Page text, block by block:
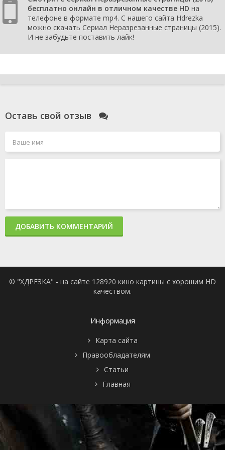
бесплатно онлайн в отличном качестве HD на
телефоне в формате mp4. С нашего сайта Hdrezka
можно скачать Сериал Неразрезанные страницы (2015).
И не забудьте поставить лайк!
Оставь свой отзыв
ДОБАВИТЬ КОММЕНТАРИЙ
© "ХДРЕЗКА" - на сайте 128920 кино картины с хорошим HD
качеством.
Информация
Карта сайта
Правообладателям
Статьи
Главная